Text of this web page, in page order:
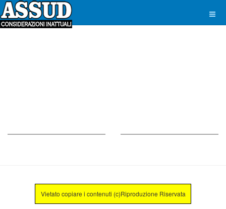
Vietato copiare i contenuti (c)Riproduzione Riservata